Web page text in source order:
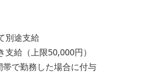
別途支給
給（上限50,000円）
で勤務した場合に付与